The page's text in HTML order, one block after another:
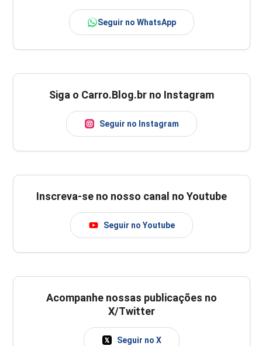
Seguir no WhatsApp
Siga o Carro.Blog.br no Instagram
Seguir no Instagram
Inscreva-se no nosso canal no Youtube
Seguir no Youtube
Acompanhe nossas publicações no
X/Twitter
Seguir no X